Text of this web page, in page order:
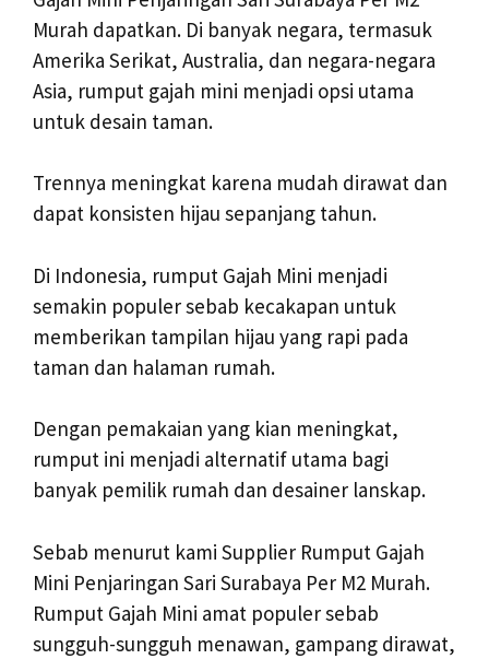
Murah dapatkan. Di banyak negara, termasuk
Amerika Serikat, Australia, dan negara-negara
Asia, rumput gajah mini menjadi opsi utama
untuk desain taman.
Trennya meningkat karena mudah dirawat dan
dapat konsisten hijau sepanjang tahun.
Di Indonesia, rumput Gajah Mini menjadi
semakin populer sebab kecakapan untuk
memberikan tampilan hijau yang rapi pada
taman dan halaman rumah.
Dengan pemakaian yang kian meningkat,
rumput ini menjadi alternatif utama bagi
banyak pemilik rumah dan desainer lanskap.
Sebab menurut kami Supplier Rumput Gajah
Mini Penjaringan Sari Surabaya Per M2 Murah.
Rumput Gajah Mini amat populer sebab
sungguh-sungguh menawan, gampang dirawat,